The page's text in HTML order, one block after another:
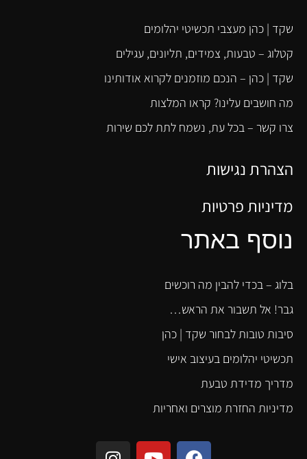
שקד | כהן מעצבי תכשיטי יהלומים
קטלוג – טבעות, צמידים, תליונים, עגילים
שקד | כהן – הנכם מוזמנים לקרוא אודותינו
מה חושבים עלינו? קראו המלצות
צרו קשר – בכל עת, נשמח לתת לכם שירות
הצהרת נגישות
מדיניות פרטיות
נוסף באתר
בלוג – בכדי להבין מה רוכשים
גבר! אל תשבור את הראש…
סיבות טובות לבחור שקד | כהן
תכשיטי יהלומים בעיצוב אישי
מדריך מדידת טבעת
מדיניות החזרת מוצרים ואחריות